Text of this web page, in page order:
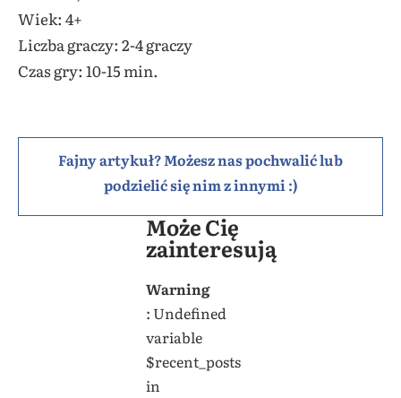
Wiek: 4+
Liczba graczy: 2-4 graczy
Czas gry: 10-15 min.
Fajny artykuł? Możesz nas pochwalić lub
podzielić się nim z innymi :)
Może Cię
zainteresują
Warning
: Undefined
variable
$recent_posts
in